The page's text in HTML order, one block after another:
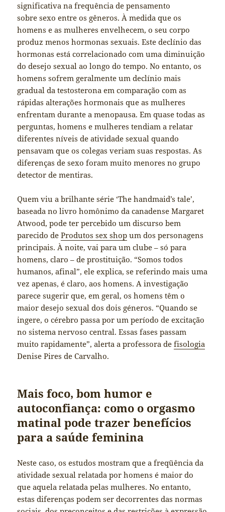
significativa na frequência de pensamento
sobre sexo entre os gêneros. À medida que os
homens e as mulheres envelhecem, o seu corpo
produz menos hormonas sexuais. Este declínio das
hormonas está correlacionado com uma diminuição
do desejo sexual ao longo do tempo. No entanto, os
homens sofrem geralmente um declínio mais
gradual da testosterona em comparação com as
rápidas alterações hormonais que as mulheres
enfrentam durante a menopausa. Em quase todas as
perguntas, homens e mulheres tendiam a relatar
diferentes níveis de atividade sexual quando
pensavam que os colegas veriam suas respostas. As
diferenças de sexo foram muito menores no grupo
detector de mentiras.
Quem viu a brilhante série ‘The handmaid’s tale’,
baseada no livro homônimo da canadense Margaret
Atwood, pode ter percebido um discurso bem
parecido deProdutos sex shop um dos personagens
principais. À noite, vai para um clube – só para
homens, claro – de prostituição. “Somos todos
humanos, afinal”, ele explica, se referindo mais uma
vez apenas, é claro, aos homens. A investigação
parece sugerir que, em geral, os homens têm o
maior desejo sexual dos dois géneros. “Quando se
ingere, o cérebro passa por um período de excitação
no sistema nervoso central. Essas fases passam
muito rapidamente”, alerta a professora defisologia
Denise Pires de Carvalho.
Mais foco, bom humor e
autoconfiança: como o orgasmo
matinal pode trazer benefícios
para a saúde feminina
Neste caso, os estudos mostram que a freqüência da
atividade sexual relatada por homens é maior do
que aquela relatada pelas mulheres. No entanto,
estas diferenças podem ser decorrentes das normas